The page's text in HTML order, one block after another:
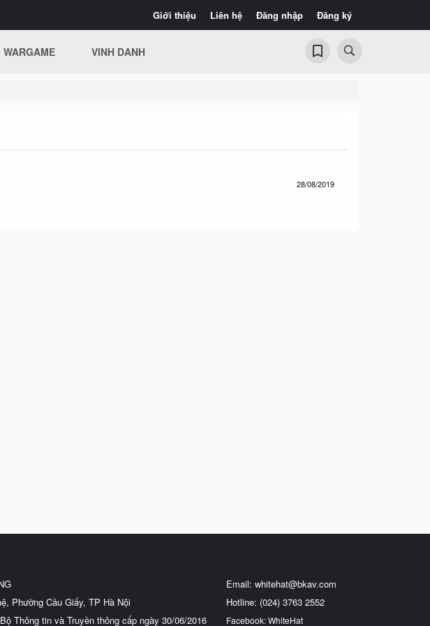
Giới thiệu Liên hệ Đăng nhập Đăng ký
WARGAME VINH DANH
28/08/2019
Phường Cầu Giấy, TP Hà Nội
Thông tin và Truyền thông cấp ngày 30/06/2016
Email: whitehat@bkav.com
Hotline: (024) 3763 2552
Facebook: WhiteHat